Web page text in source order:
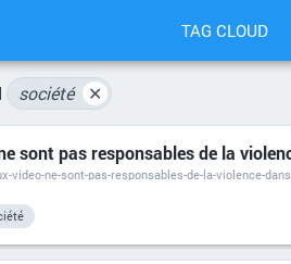
TAG CLOUD
société ✕
sont pas responsables de la
ne-sont-pas-responsables-de-la-violence-